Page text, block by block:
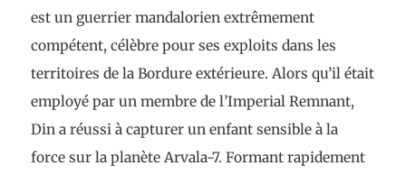
est un guerrier mandalorien extrêmement
compétent, célèbre pour ses exploits dans les
territoires de la Bordure extérieure. Alors qu’il était
employé par un membre de l’Imperial Remnant,
Din a réussi à capturer un enfant sensible à la
force sur la planète Arvala-7. Formant rapidement